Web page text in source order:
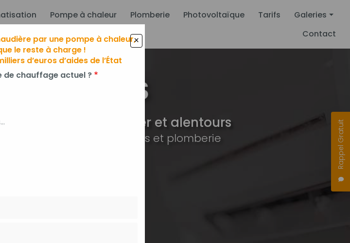
Rappel Gratuit
Pompe à chaleur Plomberie Photovoltaïque Tarifs Galeries
Contact
Manosque, Forcalquier et alentours
panneaux photovoltaïques et plomberie
×
par une pompe à chaleur,
le reste à charge !
d’euros d’aides de l’État
de chauffage actuel ?